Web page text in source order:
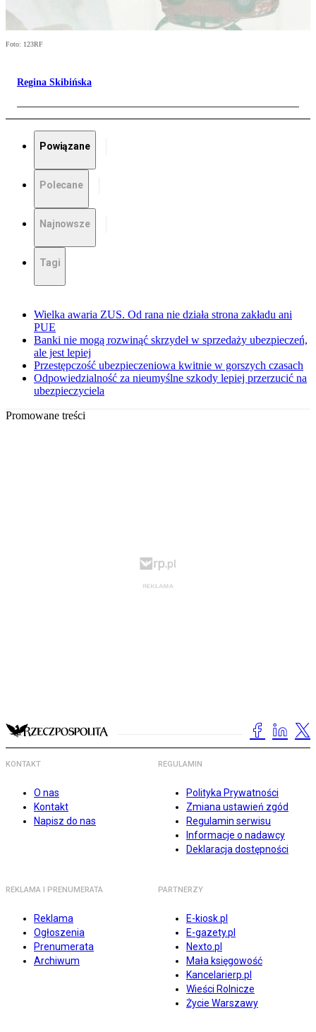
Foto: 123RF
Regina Skibińska
Powiązane
Polecane
Najnowsze
Tagi
Wielka awaria ZUS. Od rana nie działa strona zakładu ani
PUE
Banki nie mogą rozwinąć skrzydeł w sprzedaży ubezpieczeń,
ale jest lepiej
Przestępczość ubezpieczeniowa kwitnie w gorszych czasach
Odpowiedzialność za nieumyślne szkody lepiej przerzucić na
ubezpieczyciela
Promowane treści
KONTAKT
O nas
Kontakt
Napisz do nas
REGULAMIN
Polityka Prywatności
Zmiana ustawień zgód
Regulamin serwisu
Informacje o nadawcy
Deklaracja dostępności
REKLAMA I PRENUMERATA
Reklama
Ogłoszenia
Prenumerata
Archiwum
PARTNERZY
E-kiosk.pl
E-gazety.pl
Nexto.pl
Mała księgowość
Kancelarierp.pl
Wieści Rolnicze
Życie Warszawy